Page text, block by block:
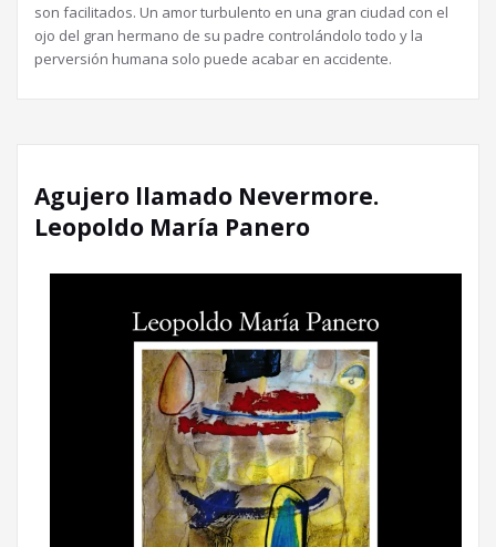
son facilitados. Un amor turbulento en una gran ciudad con el
ojo del gran hermano de su padre controlándolo todo y la
perversión humana solo puede acabar en accidente.
Agujero llamado Nevermore.
Leopoldo María Panero